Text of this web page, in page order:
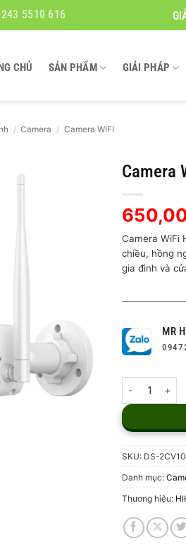
5510 616
CHỦ SẢN PHẨM GIẢI PHÁP
/ Camera / Camera WIFI
Camera
Camera WiFi
chiều, hồng
gia đình và
MR
Camera
SKU: DS-
Danh mục:
Thương hiệu: